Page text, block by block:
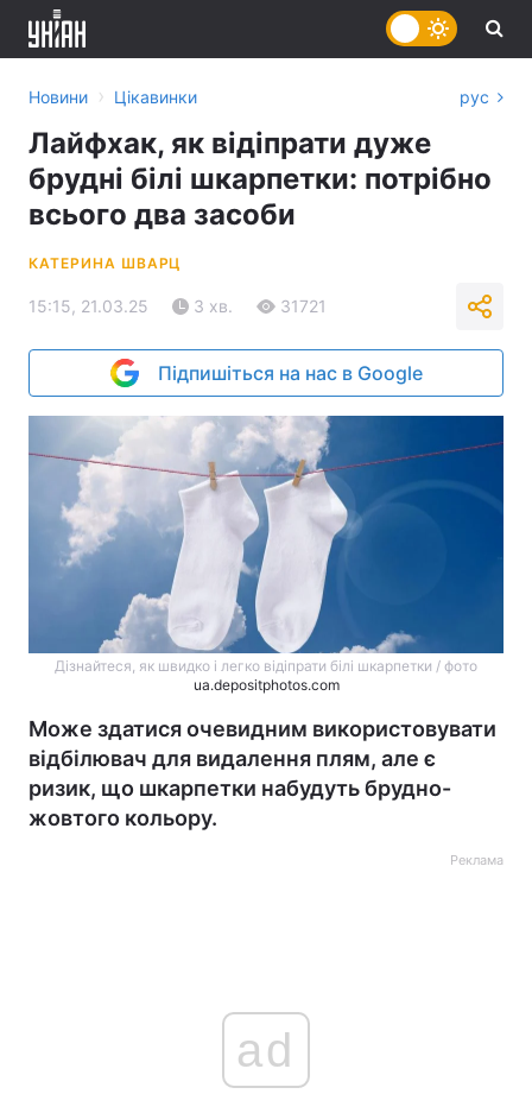
Новини › Цікавинки рус
Лайфхак, як відіпрати дуже
брудні білі шкарпетки: потрібно
всього два засоби
КАТЕРИНА ШВАРЦ
15:15, 21.03.25 3 хв. 31721
Підпишіться на нас в Google
Дізнайтеся, як швидко і легко відіпрати білі шкарпетки / фото
ua.depositphotos.com
Може здатися очевидним використовувати
відбілювач для видалення плям, але є
ризик, що шкарпетки набудуть брудно-
жовтого кольору.
Реклама
ad